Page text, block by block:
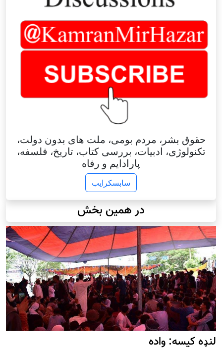
حقوق بشر، مردم بومی، ملت های بدون دولت،
تکنولوژی، ادبیات، بررسی کتاب، تاریخ، فلسفه،
پارادایم و رفاه
سابسکرایب
در همین بخش
لنډه کیسه: واده